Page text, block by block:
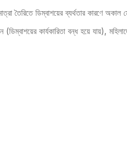
তৈরিতে ডিম্বাশয়ের ব্যর্থতার কারণে অকাল
(ডিম্বাশয়ের কার্যকারিতা বন্ধ হয়ে যায়),